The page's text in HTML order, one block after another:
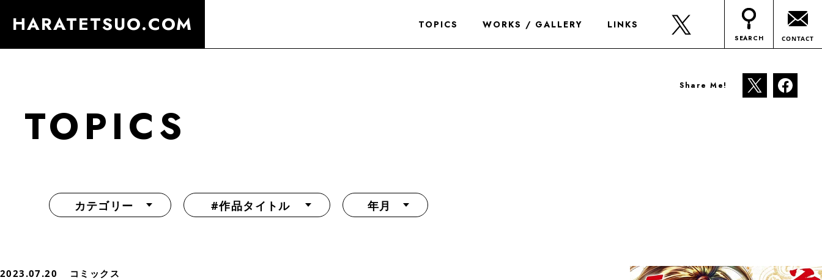
HARATETSUO.COM TOPICS WORKS / GALLERY LINKS
SEARCH CONTACT
Share Me!
TOPICS
カテゴリー #作品タイトル 年月
2023.07.20 コミックス